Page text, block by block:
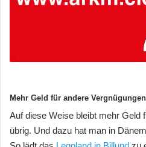
Mehr Geld für andere Vergnügungen
Auf diese Weise bleibt mehr Geld
übrig. Und dazu hat man in